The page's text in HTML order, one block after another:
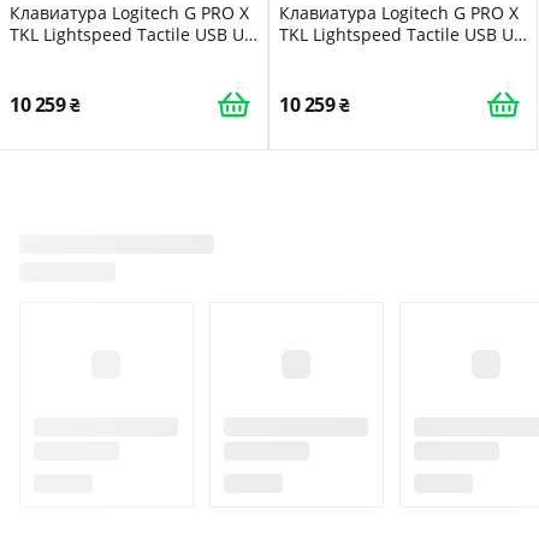
Клавиатура Logitech G PRO X
TKL Lightspeed Tactile USB UA
10 259
Клавиатура Logitech G PRO X
TKL Lightspeed Tactile USB UA
10 259